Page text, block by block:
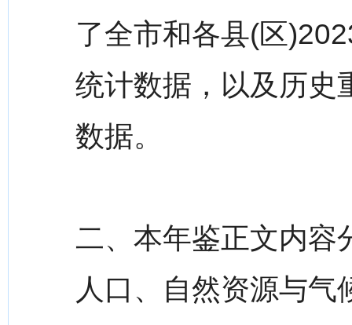
了全市和各县(区
统计数据，以及历史
数据。
二、本年鉴正文内容
人口、自然资源与